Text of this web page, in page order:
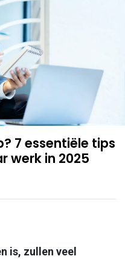
7 essentiële tips
werk in 2025
link
is, zullen veel